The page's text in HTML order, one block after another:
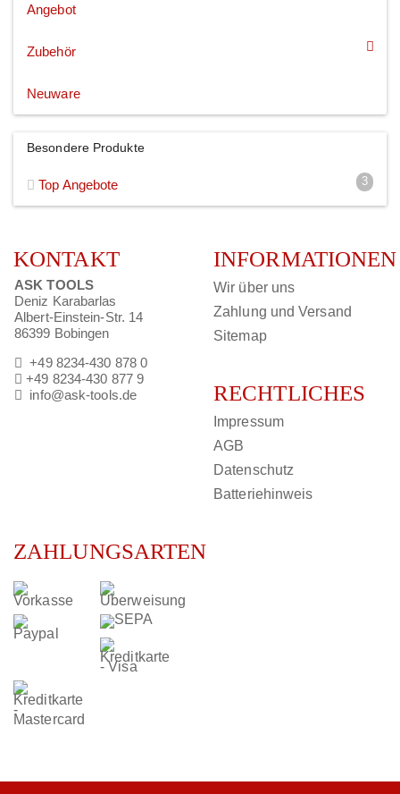
Angebot
Zubehör
Neuware
Besondere Produkte
3
Top Angebote
KONTAKT
ASK TOOLS
Deniz Karabarlas
Albert-Einstein-Str. 14
86399 Bobingen
+49 8234-430 878 0
+49 8234-430 877 9
info@ask-tools.de
INFORMATIONEN
Wir über uns
Zahlung und Versand
Sitemap
RECHTLICHES
Impressum
AGB
Datenschutz
Batteriehinweis
ZAHLUNGSARTEN